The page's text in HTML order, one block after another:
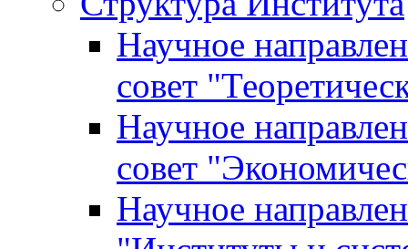
Научное
совет
Научное
совет
Научное